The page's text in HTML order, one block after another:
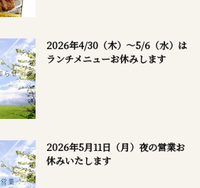
2026年4/30（木）～5/6（水）は
ランチメニューお休みします
2026年5月11日（月）夜の営業お
休みいたします